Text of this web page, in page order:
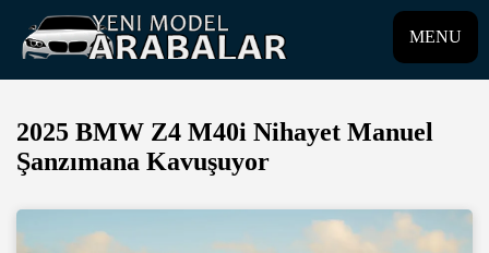
MENU
2025 BMW Z4 M40i Nihayet Manuel
Şanzımana Kavuşuyor